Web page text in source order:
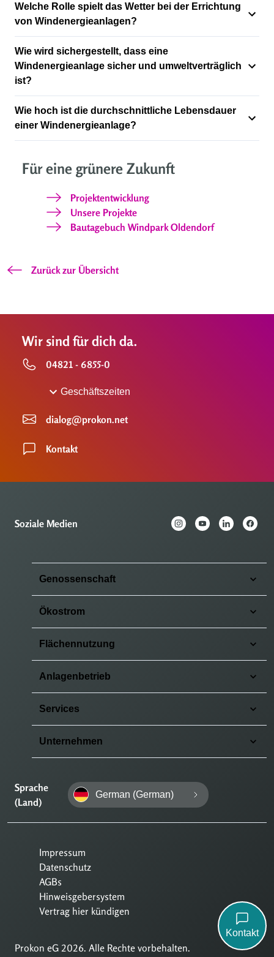
Welche Rolle spielt das Wetter bei der Errichtung
von Windenergieanlagen?
Wie wird sichergestellt, dass eine
Windenergieanlage sicher und umweltverträglich
ist?
Wie hoch ist die durchschnittliche Lebensdauer
einer Windenergieanlage?
Für eine grünere Zukunft
Projektentwicklung
Unsere Projekte
Bautagebuch Windpark Oldendorf
Zurück zur Übersicht
Wir sind für dich da.
04821 - 6855-0
Geschäftszeiten
dialog@prokon.net
Kontakt
Soziale Medien
Genossenschaft
Ökostrom
Flächennutzung
Anlagenbetrieb
Services
Unternehmen
Sprache
(Land)
German (German)
Prokon eG 2026. Alle Rechte vorbehalten.
Impressum
Datenschutz
AGBs
Hinweisgebersystem
Vertrag hier kündigen
Kontakt